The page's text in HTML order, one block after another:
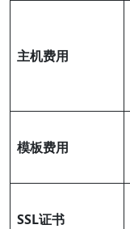
主机费用
模板费用
SSL证书